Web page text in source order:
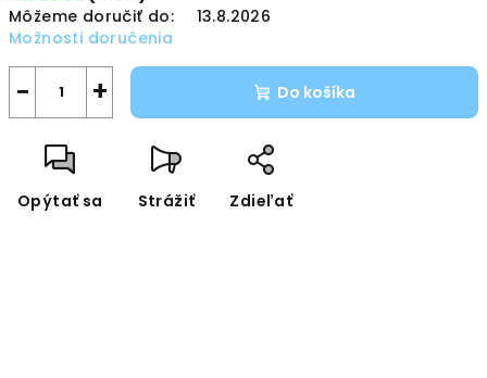
Môžeme doručiť do:
13.8.2026
Možnosti doručenia
+
− Do košíka
Opýtať sa Strážiť Zdieľať